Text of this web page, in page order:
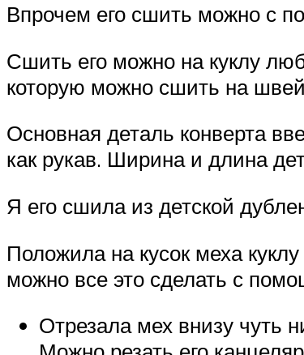
Впрочем его сшить можно с
Сшить его можно на куклу
которую можно сшить на
Основная деталь конверта
как рукав. Ширина и длина
Я его сшила из детской
Положила на кусок меха
можно все это сделать с
Отрезала мех внизу чуть